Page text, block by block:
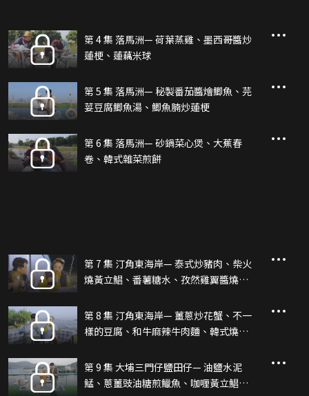
第 4 集 落馬洲— 荷葉蒸雞、墨西哥醬炒
蓮梗、蓮藕米球
第 5 集 落馬洲— 秘製番茄醬燴鯽魚、芫
荽豆腐鯽魚湯、鯽魚腩炒蓮梗
第 6 集 落馬洲— 砂鍋菜心煲、大蕉春
卷、韓式雜菜煎餅
第 7 集 汀角東海岸— 泰式炒豬肉、柴火
燒黃立鯧、番薯糖水、孜然雞翼醬燒羊
第 8 集 汀角東海岸— 薑蔥炒花蟹、不一
樣的豆腐、和牛麻辣牛肉麵、韓式燒豬
第 9 集 大埔三門仔鹽田仔— 油鹽水泥
鯭、蔥薑豉油糖煎鱲魚、咖喱黃立鯧、